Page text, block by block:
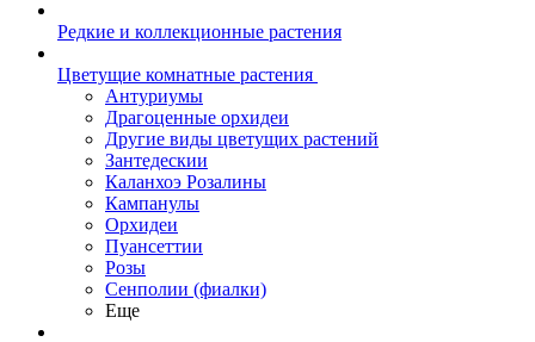
Редкие и коллекционные растения
Цветущие комнатные растения
Антуриумы
Драгоценные орхидеи
Другие виды цветущих растений
Зантедескии
Каланхоэ Розалины
Кампанулы
Орхидеи
Пуансеттии
Розы
Сенполии (фиалки)
Еще